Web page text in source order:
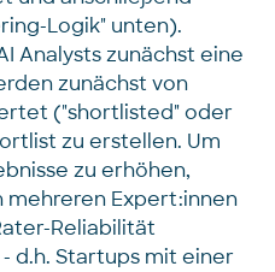
Logik" unten).
Analysts zunächst eine
zunächst von
("shortlisted" oder
zu erstellen. Um
zu erhöhen,
Expert:innen
Reliabilität
d.h. Startups mit einer